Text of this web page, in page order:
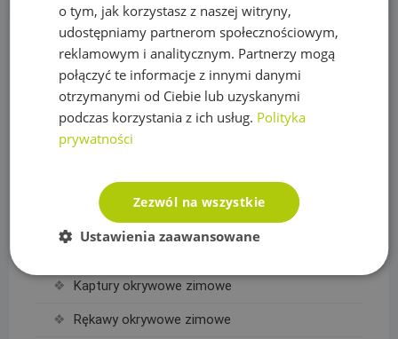
KATEGORIE PRODUKTÓW
Agrowłókniny, Agrotkaniny, Akcesoria
Agrowłókniny okrywowe
Agrowłókniny ściółkujące
Agrowłókniny zimowe
Kaptury okrywowe zimowe
Rękawy okrywowe zimowe
o tym, jak korzystasz z naszej witryny,
udostępniamy partnerom społecznościowym,
reklamowym i analitycznym. Partnerzy mogą
połączyć te informacje z innymi danymi
otrzymanymi od Ciebie lub uzyskanymi
podczas korzystania z ich usług. Polityka
prywatności
Zezwól na wszystkie
Ustawienia zaawansowane